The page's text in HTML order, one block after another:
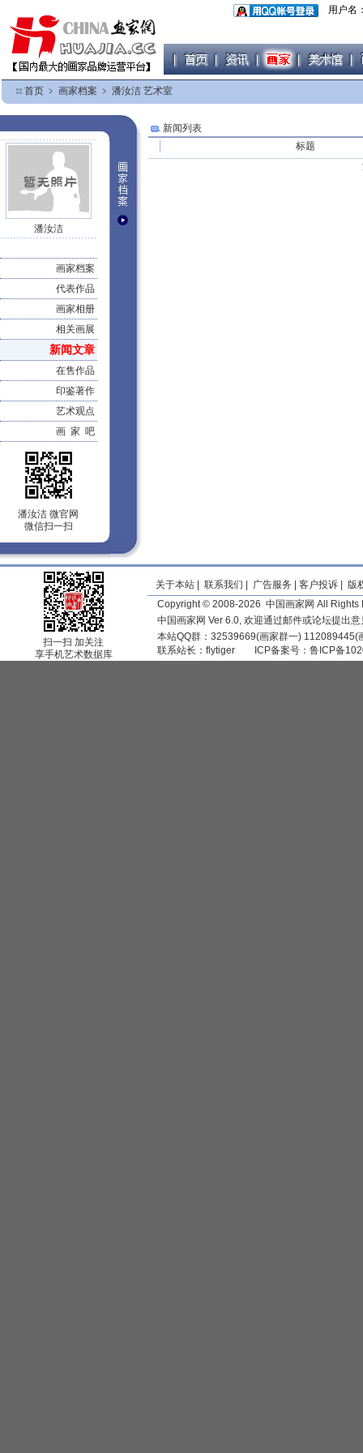
用户名
首页 ﹥ 画家档案 ﹥ 潘汝洁 艺术室
潘汝洁
画家档案
代表作品
画家相册
相关画展
新闻文章
在售作品
印鉴著作
艺术观点
画 家 吧
潘汝洁 微官网
微信扫一扫
新闻列表
标题
扫一扫 加关注
享手机艺术数据库
关于本站 联系我们 广告服务 客户投诉
版
Copyright © 2008-2026 中国画家网 All Rights
中国画家网 Ver 6.0, 欢迎通过邮件或论坛提出
本站QQ群：32539669(画家群一)
联系站长： flytiger ICP备案号： 鲁ICP备